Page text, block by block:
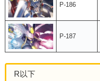
P-186
P-187
R以下